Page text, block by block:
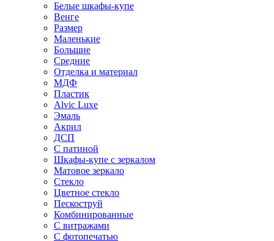
Белые шкафы-купе
Венге
Размер
Маленькие
Большие
Средние
Отделка и материал
МДФ
Пластик
Alvic Luxe
Эмаль
Акрил
ДСП
С патиной
Шкафы-купе с зеркалом
Матовое зеркало
Стекло
Цветное стекло
Пескоструй
Комбинированные
С витражами
С фотопечатью